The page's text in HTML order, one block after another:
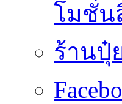
โมชั่น
ร้านปุ๋